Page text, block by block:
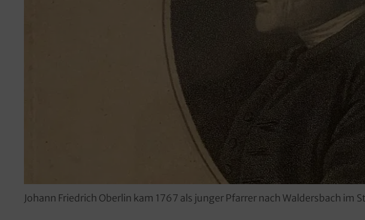
Johann Friedrich Oberlin kam 1767 als junger Pfarrer nach Waldersbach im